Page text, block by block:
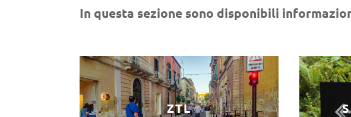
In questa sezione sono disponibili
ZTL